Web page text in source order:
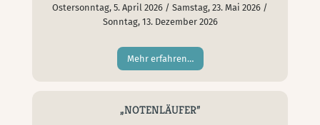
Ostersonntag, 5. April 2026 / Samstag, 23. Mai 2026 /
Sonntag, 13. Dezember 2026
Mehr erfahren…
„NOTENLÄUFER”